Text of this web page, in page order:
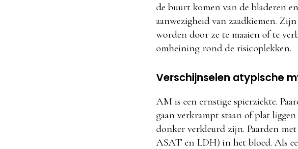
de buurt komen van de bladeren
aanwezigheid van zaadkiemen.
worden door ze te maaien of te
omheining rond de risicoplekken.
Verschijnselen atypische
AM is een ernstige spierziekte.
gaan verkrampt staan of plat
donker verkleurd zijn. Paarden
ASAT en LDH) in het bloed. Als